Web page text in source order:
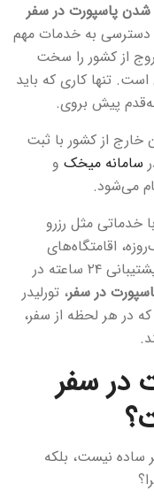
پاسپورت در سفر
دسترسی به خدمات مهم
از کشور را سخت
تنها کاری که باید
پیش بروی.
خارج از کشور با ثبت
سامانه میخک و
می‌شود.
خدماتی مثل رزرو
اقامتگاه‌های
بوم‌گردی، کرایه خودرو، بیمه مسافرتی و پشتیبانی ۲۴ ساعته در
در سفر، تورلیدر
در هر لحظه از سفر،
در سفر
نیست، بلکه